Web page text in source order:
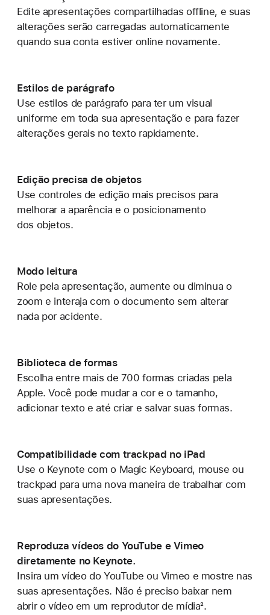
Edite apresentações compartilhadas offline, e suas
alterações serão carregadas automaticamente
quando sua conta estiver online novamente.
Estilos de parágrafo
Use estilos de parágrafo para ter um visual
uniforme em toda sua apresentação e para fazer
alterações gerais no texto rapidamente.
Edição precisa de objetos
Use controles de edição mais precisos para
melhorar a aparência e o posicionamento
dos objetos.
Modo leitura
Role pela apresentação, aumente ou diminua o
zoom e interaja com o documento sem alterar
nada por acidente.
Biblioteca de formas
Escolha entre mais de 700 formas criadas pela
Apple. Você pode mudar a cor e o tamanho,
adicionar texto e até criar e salvar suas formas.
Compatibilidade com trackpad no iPad
Use o Keynote com o Magic Keyboard, mouse ou
trackpad para uma nova maneira de trabalhar com
suas apresentações.
Reproduza vídeos do YouTube e Vimeo
diretamente no Keynote.
Insira um vídeo do YouTube ou Vimeo e mostre nas
suas apresentações. Não é preciso baixar nem
abrir o vídeo em um reprodutor de mídia2.